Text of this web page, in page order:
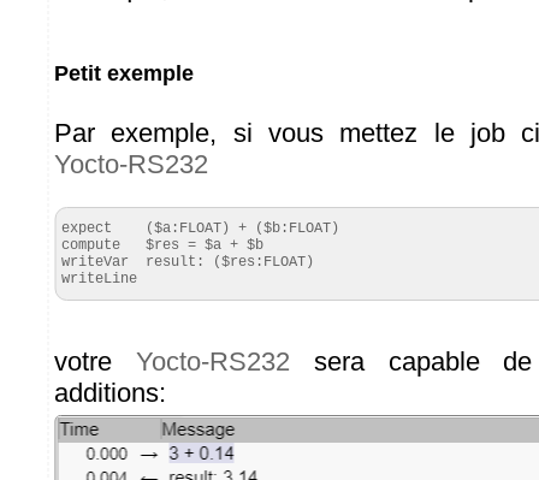
Petit exemple
Par exemple, si vous mettez le job
Yocto-RS232
expect    ($a:FLOAT) + ($b:FLOAT)
compute   $res = $a + $b
writeVar  result: ($res:FLOAT)
writeLine
votre Yocto-RS232 sera capable
additions: